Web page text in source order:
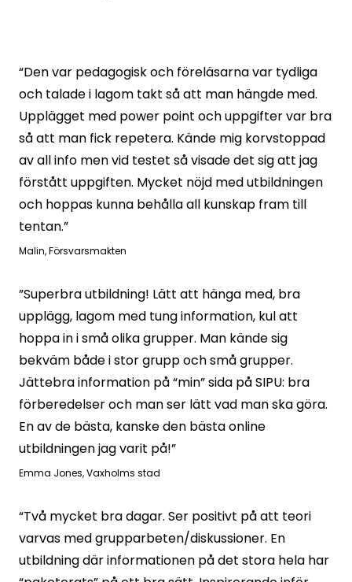
“Den var pedagogisk och föreläsarna var tydliga
och talade i lagom takt så att man hängde med.
Upplägget med power point och uppgifter var bra
så att man fick repetera. Kände mig korvstoppad
av all info men vid testet så visade det sig att jag
förstått uppgiften. Mycket nöjd med utbildningen
och hoppas kunna behålla all kunskap fram till
tentan.”
Malin,Försvarsmakten
”Superbra utbildning! Lätt att hänga med, bra
upplägg, lagom med tung information, kul att
hoppa in i små olika grupper. Man kände sig
bekväm både i stor grupp och små grupper.
Jättebra information på “min” sida på SIPU: bra
förberedelser och man ser lätt vad man ska göra.
En av de bästa, kanske den bästa online
utbildningen jag varit på!”
Emma Jones,Vaxholms stad
“Två mycket bra dagar. Ser positivt på att teori
varvas med grupparbeten/diskussioner. En
utbildning där informationen på det stora hela har